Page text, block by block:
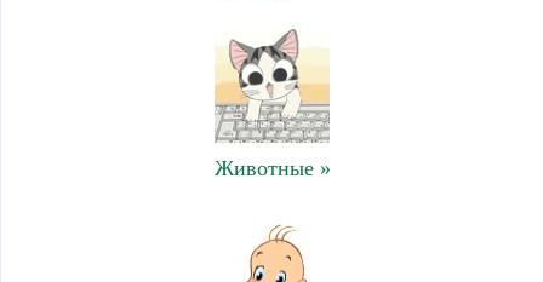
Животные »